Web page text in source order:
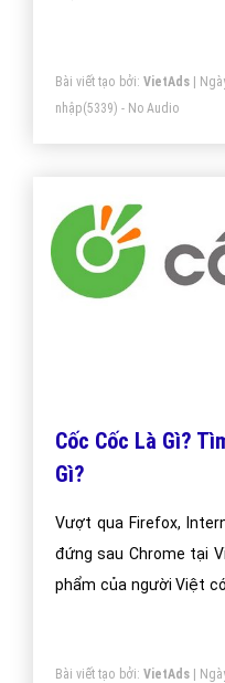
Bài viết tạo bởi: VietAds|
nhập(5339) - No Audio
Cốc Cốc Là Gì?
Gì?
Vượt qua Firefox,
đứng sau Chrome tại
phẩm của người Việt
Bài viết tạo bởi: VietAds|